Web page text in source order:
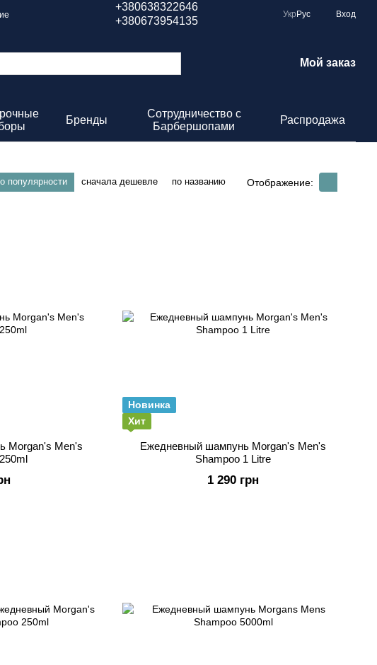
+380638322646
+380673954135
Укр Рус Вход
Мой заказ
Бренды
Сотрудничество с
Барбершопами
Распродажа
популярности сначала дешевле по названию Отображение:
Morgan's Men's
Новинка
Хит
Ежедневный шампунь Morgan's Men's
Shampoo 1 Litre
1 290 грн